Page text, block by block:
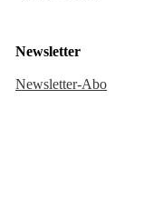
Newsletter
Newsletter-Abo